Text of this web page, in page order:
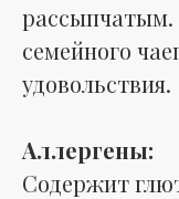
семейного
удовольствия.
Аллергены:
Содержит